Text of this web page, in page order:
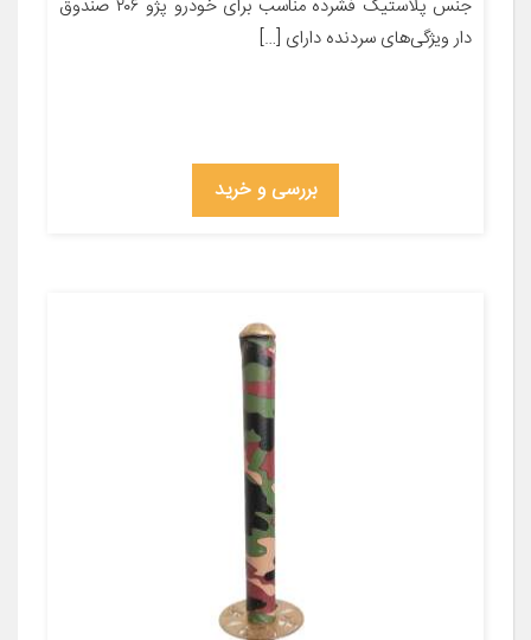
جنس پلاستیک فشرده مناسب برای خودرو پژو ۲۰۶ صندوق
دار ویژگی‌های سردنده دارای […]
بررسی و خرید